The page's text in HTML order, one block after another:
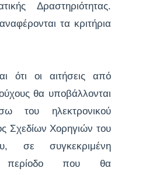
Δραστηριότητας.
τα κριτήρια
ότι οι αιτήσεις από
θα υποβάλλονται
του ηλεκτρονικού
Σχεδίων Χορηγιών του
σε συγκεκριμένη
περίοδο που θα